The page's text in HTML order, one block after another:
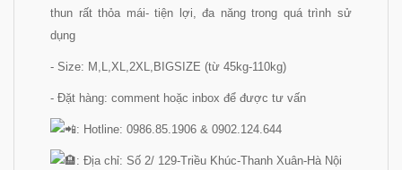
thun rất thỏa mái- tiện lợi, đa năng trong quá trình sử
dụng
- Size: M,L,XL,2XL,BIGSIZE (từ 45kg-110kg)
- Đặt hàng: comment hoặc inbox để được tư vấn
: Hotline: 0986.85.1906 & 0902.124.644
: Địa chỉ: Số 2/ 129-Triều Khúc-Thanh Xuân-Hà Nội